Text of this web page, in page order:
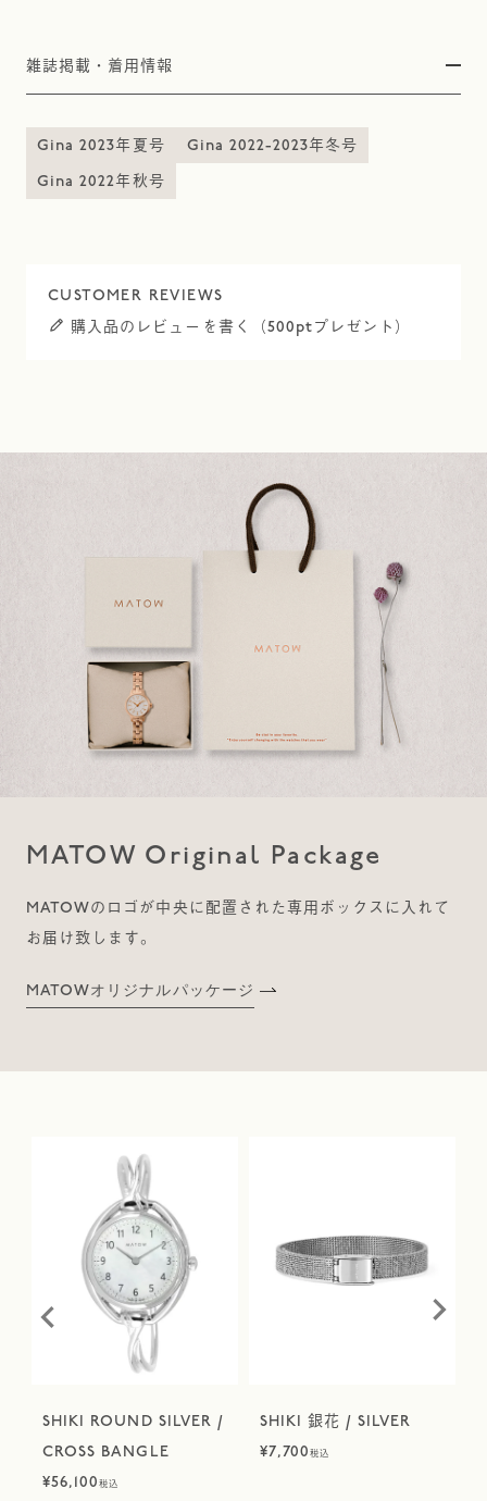
雑誌掲載・着用情報
Gina 2023年夏号
Gina 2022-2023年冬号
Gina 2022年秋号
購入品のレビューを書く（500ptプレゼント）
MATOW Original Package
MATOWのロゴが中央に配置された専用ボックスに入れて
お届け致します。
MATOWオリジナルパッケージ
SHIKI ROUND SILVER /
CROSS BANGLE
¥56,100税込
SHIKI 銀花 / SILVER
¥7,700税込